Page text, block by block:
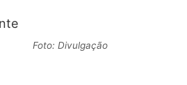
Foto: Divulgação